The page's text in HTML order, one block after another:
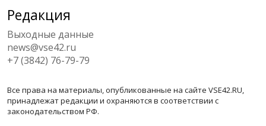
Редакция
Выходные данные
news@vse42.ru
+7 (3842) 76-79-79
Все права на материалы, опубликованные на сайте VSE42.RU,
принадлежат редакции и охраняются в соответствии с
законодательством РФ.